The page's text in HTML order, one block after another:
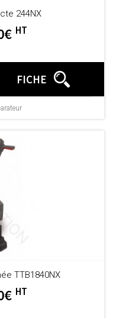
244NX
HT
FICHE
TTB1840NX
HT